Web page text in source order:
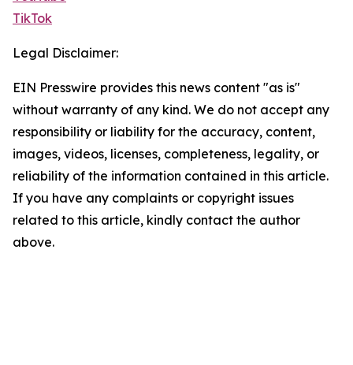
TikTok
Legal Disclaimer:
EIN Presswire provides this news content "as is"
without warranty of any kind. We do not accept any
responsibility or liability for the accuracy, content,
images, videos, licenses, completeness, legality, or
reliability of the information contained in this article.
If you have any complaints or copyright issues
related to this article, kindly contact the author
above.